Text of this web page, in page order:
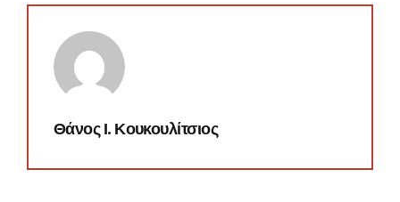
Θάνος Ι. Κουκουλίτσιος